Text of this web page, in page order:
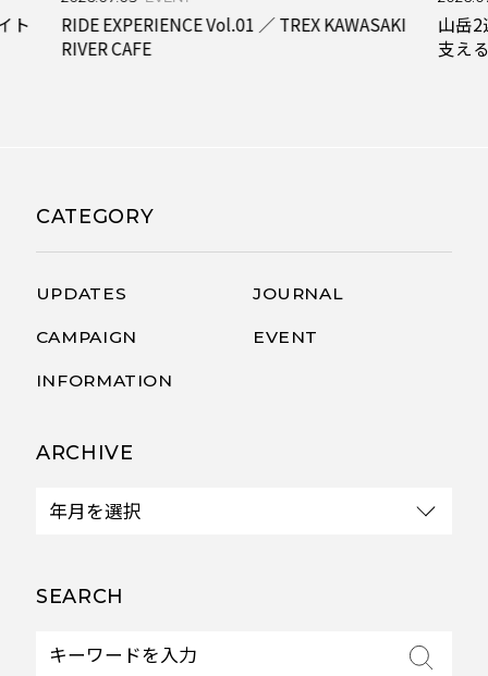
山岳2連勝の勢いをツールへ。デル・トロを
支えるV5Rsの実力
5つ
DE
CATEGORY
UPDATES JOURNAL
CAMPAIGN EVENT
INFORMATION
ARCHIVE
SEARCH